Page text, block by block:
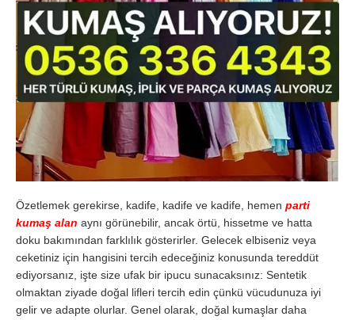
Özetlemek gerekirse, kadife, kadife ve kadife, hemen parti
kumaş alan aynı görünebilir, ancak örtü, hissetme ve hatta
doku bakımından farklılık gösterirler. Gelecek elbiseniz veya
ceketiniz için hangisini tercih edeceğiniz konusunda tereddüt
ediyorsanız, işte size ufak bir ipucu sunacaksınız: Sentetik
olmaktan ziyade doğal lifleri tercih edin çünkü vücudunuza iyi
gelir ve adapte olurlar. Genel olarak, doğal kumaşlar daha